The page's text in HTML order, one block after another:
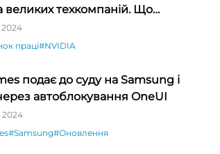
великих техкомпаній. Що
праці#NVIDIA
подає до суду на Samsung і
автоблокування OneUI
2024
#Samsung#Оновлення